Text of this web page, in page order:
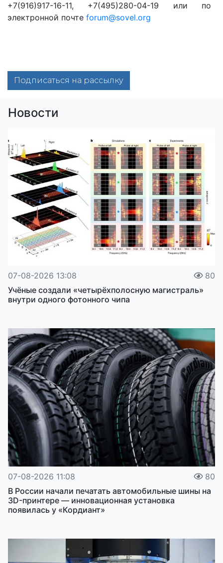
+7(916)917-16-11, +7(495)280-04-19 или по
электронной почте forum@sovel.org
Подписаться на рассылку
Новости
07-08-2026 13:08
80
Учёные создали «четырёхполосную магистраль»
внутри одного фотонного чипа
07-08-2026 11:08
80
В России начали печатать автомобильные шины на
3D-принтере — инновационная установка
появилась у «Кордиант»